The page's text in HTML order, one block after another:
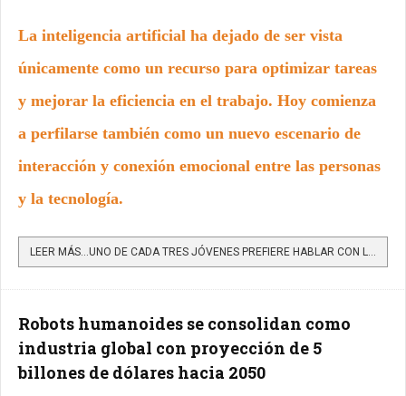
La inteligencia artificial ha dejado de ser vista
únicamente como un recurso para optimizar tareas
y mejorar la eficiencia en el trabajo. Hoy comienza
a perfilarse también como un nuevo escenario de
interacción y conexión emocional entre las personas
y la tecnología.
LEER MÁS…UNO DE CADA TRES JÓVENES PREFIERE HABLAR CON LA IA ANTES QUE CON SU FAMILIA
Robots humanoides se consolidan como
industria global con proyección de 5
billones de dólares hacia 2050